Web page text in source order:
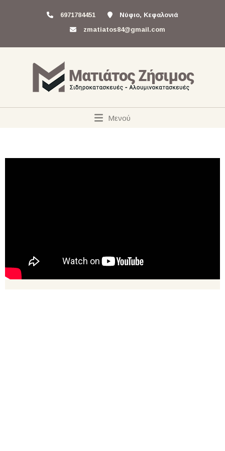
6971784451
Νύφιο, Κεφαλονιά
zmatiatos84@gmail.com
Μενού